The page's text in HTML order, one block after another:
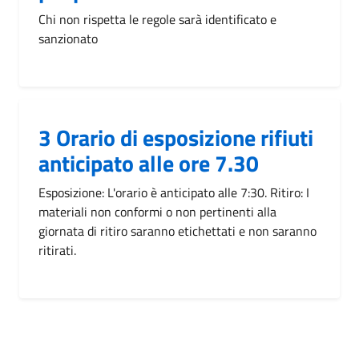
Chi non rispetta le regole sarà identificato e
sanzionato
3 Orario di esposizione rifiuti
anticipato alle ore 7.30
Esposizione: L'orario è anticipato alle 7:30. Ritiro: I
materiali non conformi o non pertinenti alla
giornata di ritiro saranno etichettati e non saranno
ritirati.